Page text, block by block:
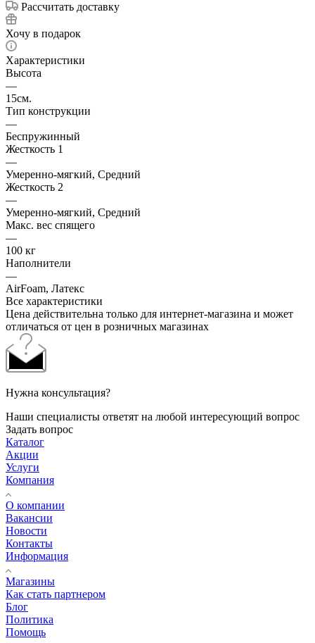
Рассчитать доставку
Хочу в подарок
Характеристики
Высота
—
15см.
Тип конструкции
—
Беспружинный
Жесткость 1
—
Умеренно-мягкий, Средний
Жесткость 2
—
Умеренно-мягкий, Средний
Макс. вес спящего
—
100 кг
Наполнители
—
AirFoam, Латекс
Все характеристики
Цена действительна только для интернет-магазина и может
отличаться от цен в розничных магазинах
Нужна консультация?
Наши специалисты ответят на любой интересующий вопрос
Задать вопрос
Каталог
Акции
Услуги
Компания
О компании
Вакансии
Новости
Контакты
Информация
Магазины
Как стать партнером
Блог
Политика
Помощь